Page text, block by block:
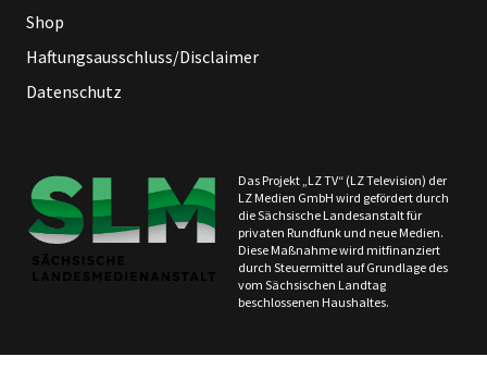
Shop
Haftungsausschluss/Disclaimer
Datenschutz
Das Projekt „LZ TV“ (LZ Television) der
LZ Medien GmbH wird gefördert durch
die Sächsische Landesanstalt für
privaten Rundfunk und neue Medien.
Diese Maßnahme wird mitfinanziert
durch Steuermittel auf Grundlage des
vom Sächsischen Landtag
beschlossenen Haushaltes.